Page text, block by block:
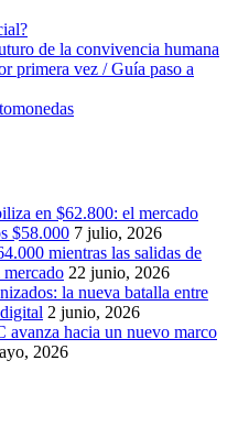
de la convivencia humana
primera vez / Guía paso a
en $62.800: el mercado
$58.000 7 julio, 2026
mientras las salidas de
22 junio, 2026
la nueva batalla entre
2 junio, 2026
avanza hacia un nuevo marco
2026